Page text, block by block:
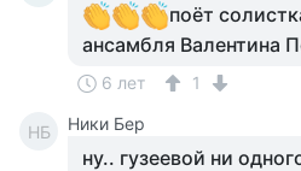
поёт
ансамбля Валентина
6 лет 1
НБ Ники Бер
ну.. гузеевой ни